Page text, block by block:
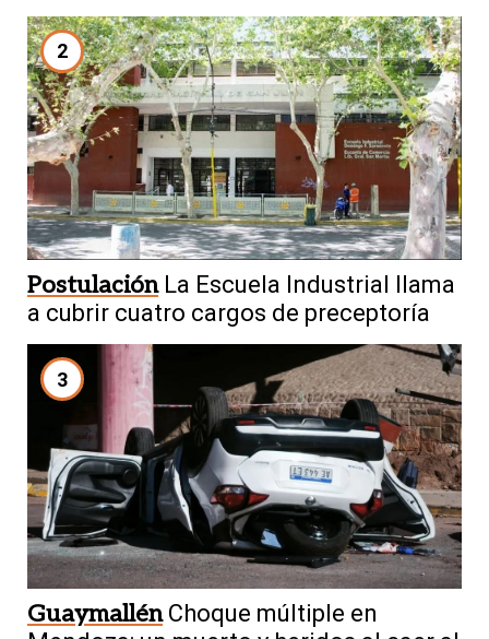
2
Postulación La Escuela Industrial llama
a cubrir cuatro cargos de preceptoría
3
Guaymallén Choque múltiple en